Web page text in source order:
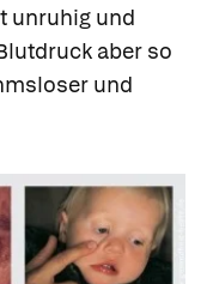
unruhig und
aber so
und